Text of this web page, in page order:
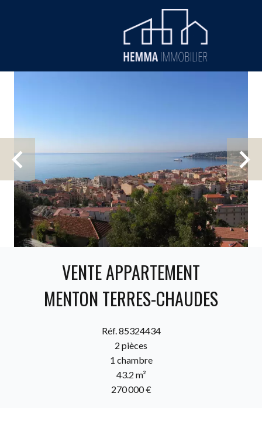
VENTE APPARTEMENT
MENTON TERRES-CHAUDES
Réf. 85324434
2 pièces
1 chambre
43.2 m²
270 000 €